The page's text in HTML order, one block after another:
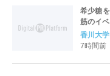
希少糖
筋のイ
香川大学
7時間前